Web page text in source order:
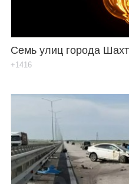
Семь улиц города
+1416